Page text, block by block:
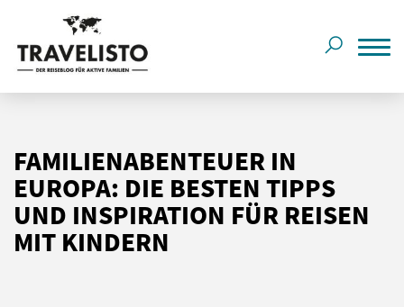
FAMILIENABENTEUER IN
EUROPA: DIE BESTEN TIPPS
UND INSPIRATION FÜR REISEN
MIT KINDERN